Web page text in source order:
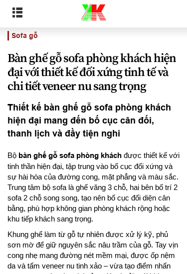
Sofa gỗ
Bàn ghế gỗ sofa phòng khách hiện
đại với thiết kế đối xứng tinh tế và
chi tiết veneer nu sang trọng
Thiết kế bàn ghế gỗ sofa phòng khách
hiện đại mang đến bố cục cân đối,
thanh lịch và đầy tiện nghi
Bộ bàn ghế gỗ sofa phòng khách được thiết kế với
tinh thần hiện đại, tập trung vào bố cục đối xứng và
sự hài hòa của đường cong, mặt phẳng và màu sắc.
Trung tâm bộ sofa là ghế văng 3 chỗ, hai bên bố trí 2
sofa 2 chỗ song song, tạo nên bố cục đối diện cân
bằng, phù hợp không gian phòng khách rộng hoặc
khu tiếp khách sang trọng.
Khung ghế làm từ gỗ tự nhiên được xử lý kỹ, phủ
sơn mờ để giữ nguyên sắc nâu trầm của gỗ. Tay vịn
cong nhẹ mang đường nét mềm mại, được ốp nệm
da và tấm veneer nu tinh xảo – vừa tạo điểm nhấn